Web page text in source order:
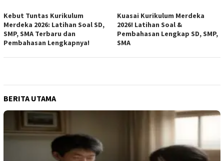
Kebut Tuntas Kurikulum
Merdeka 2026: Latihan Soal SD,
SMP, SMA Terbaru dan
Pembahasan Lengkapnya!
Kuasai Kurikulum Merdeka
2026! Latihan Soal &
Pembahasan Lengkap SD, SMP,
SMA
BERITA UTAMA